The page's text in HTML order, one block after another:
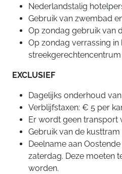
Nederlandstalig
Gebruik van zwembad
Op zondag gebruik van
Op zondag verrassing in
EXCLUSIEF
Dagelijks onderhoud
Verblijfstaxen: € 5 per
Er wordt geen transport
Gebruik van de kusttram
Deelname aan
zaterdag. Deze moeten
worden.